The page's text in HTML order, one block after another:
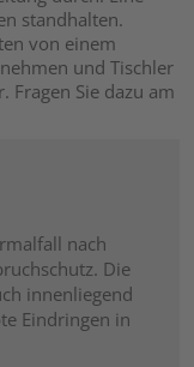
standhalten.
von einem
und Tischler
Fragen Sie dazu am
nach
Die
innenliegend
Eindringen in